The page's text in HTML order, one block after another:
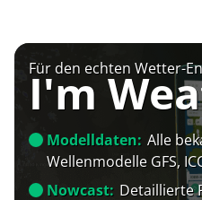
Für den echten Wetter-
I'm
Modelldaten: Alle
Wellenmodelle GFS,
Nowcast: Detaillierte